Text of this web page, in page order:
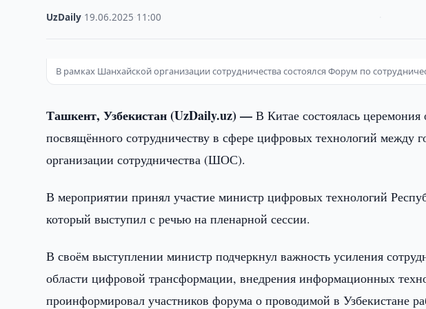
UzDaily 19.06.2025 11:00
В рамках Шанхайской организации сотрудничества состоялся Форум по
Ташкент, Узбекистан (UzDaily.uz) —В Китае состоялась
посвящённого сотрудничеству в сфере цифровых технологий между
организации сотрудничества (ШОС).
В мероприятии принял участие министр цифровых технологий
который выступил с речью на пленарной сессии.
В своём выступлении министр подчеркнул важность усиления
области цифровой трансформации, внедрения информационных
проинформировал участников форума о проводимой в Узбекистане